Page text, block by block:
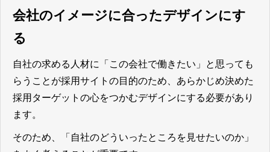
会社のイメージに合ったデザインにす
る
自社の求める人材に「この会社で働きたい」と思っても
らうことが採用サイトの目的のため、あらかじめ決めた
採用ターゲットの心をつかむデザインにする必要があり
ます。
そのため、
「自社のどういったところを見せたいのか」